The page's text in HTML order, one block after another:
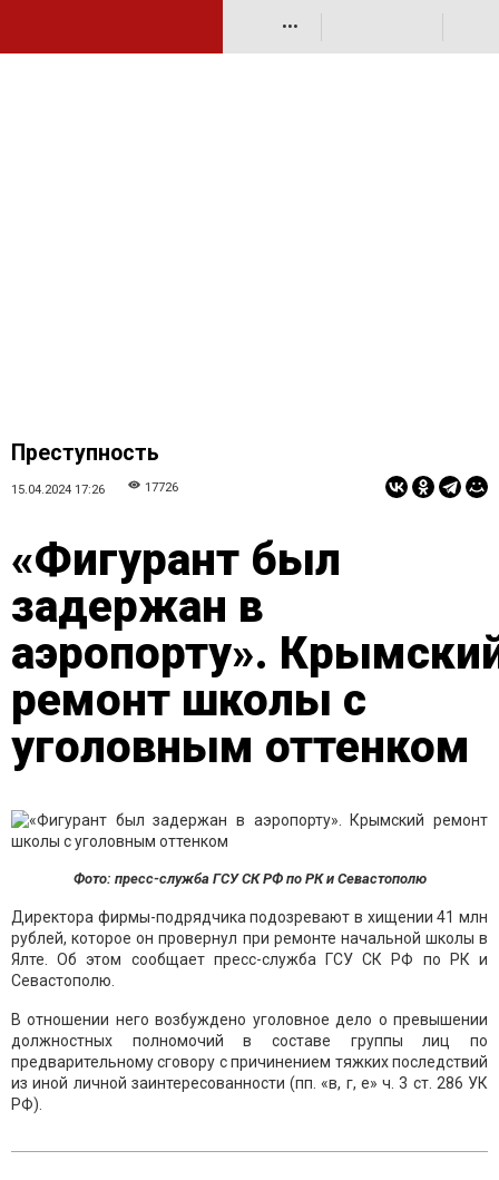
•••
Преступность
15.04.2024 17:26 17726
«Фигурант был
задержан в
аэропорту».
ремонт школы с
уголовным оттенком
Фото: пресс-служба ГСУ СК РФ по РК и Севастополю
Директора фирмы-подрядчика подозревают в хищении 41 млн
рублей, которое он провернул при ремонте начальной школы в
Ялте. Об этом сообщает пресс-служба ГСУ СК РФ по РК и
Севастополю.
В отношении него возбуждено уголовное дело о превышении
должностных полномочий в составе группы лиц по
предварительному сговору с причинением тяжких последствий
из иной личной заинтересованности (пп. «в, г, е» ч. 3 ст. 286 УК
РФ).